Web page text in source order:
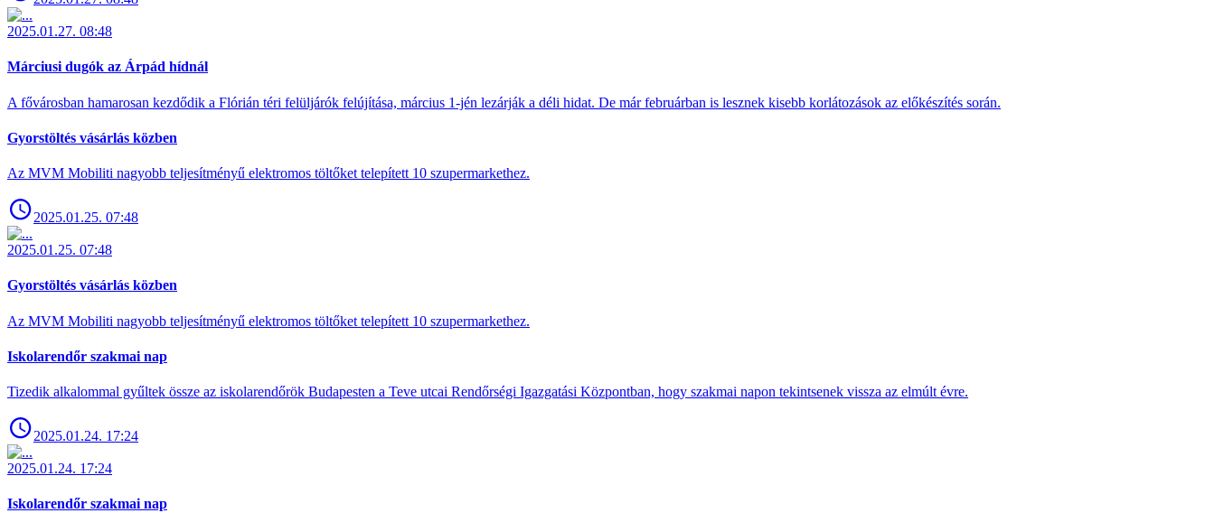
2025.01.27. 08:48
Márciusi dugók az Árpád hídnál
A fővárosban hamarosan kezdődik a Flórián téri felüljárók felújítása, március 1-jén lezárják a déli hidat. De már februárban is lesznek kisebb korlátozások az előkészítés során.
Gyorstöltés vásárlás közben
Az MVM Mobiliti nagyobb teljesítményű elektromos töltőket telepített 10 szupermarkethez.
2025.01.25. 07:48
2025.01.25. 07:48
Gyorstöltés vásárlás közben
Az MVM Mobiliti nagyobb teljesítményű elektromos töltőket telepített 10 szupermarkethez.
Iskolarendőr szakmai nap
Tizedik alkalommal gyűltek össze az iskolarendőrök Budapesten a Teve utcai Rendőrségi Igazgatási Központban, hogy szakmai napon tekintsenek vissza az elmúlt évre.
2025.01.24. 17:24
2025.01.24. 17:24
Iskolarendőr szakmai nap